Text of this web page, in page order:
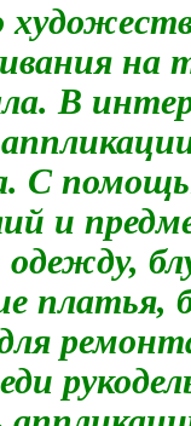
на
В
С
и
платья,